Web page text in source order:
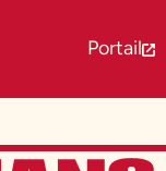
Portail